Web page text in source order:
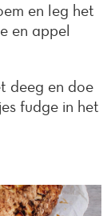
en leg het
en appel
deeg en doe
fudge in het